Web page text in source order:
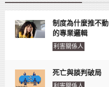
制度為什麼推不
的專業邏輯
利害關係人
死亡與談判破局